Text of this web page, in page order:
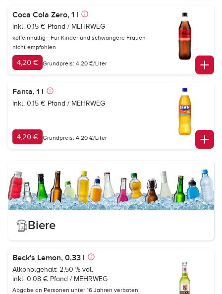
Coca Cola Zero, 1 l
inkl. 0,15 € Pfand / MEHRWEG
koffeinhaltig - Für Kinder und schwangere Frauen
nicht empfohlen
4,20 € Grundpreis: 4,20 €/Liter
Fanta, 1 l
inkl. 0,15 € Pfand / MEHRWEG
4,20 € Grundpreis: 4,20 €/Liter
Biere
Beck's Lemon, 0,33 l
Alkoholgehalt: 2,50 % vol.
inkl. 0,08 € Pfand / MEHRWEG
Abgabe an Personen unter 16 Jahren verboten,